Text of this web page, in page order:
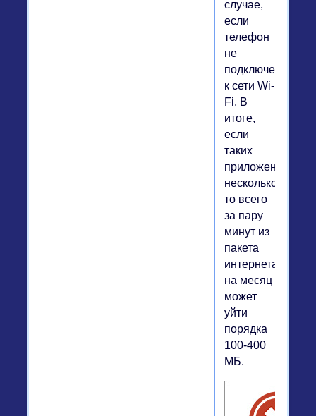
случае,
если
телефон
не
подключен
к сети Wi-
Fi. В
итоге,
если
таких
приложений
несколько,
то всего
за пару
минут из
пакета
интернета
на месяц
может
уйти
порядка
100-400
МБ.